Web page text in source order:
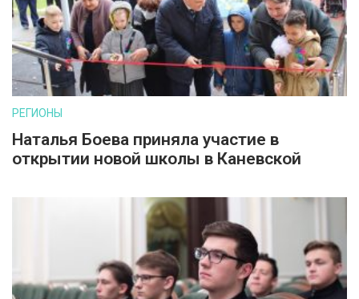
РЕГИОНЫ
Наталья Боева приняла участие в
открытии новой школы в Каневской